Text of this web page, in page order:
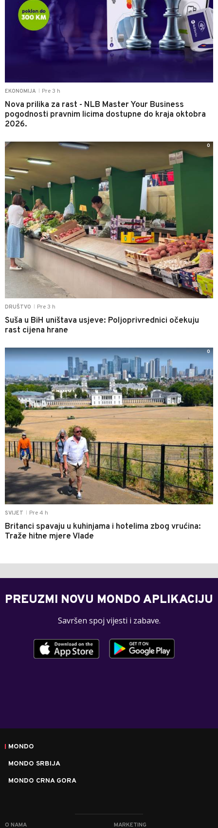
EKONOMIJA Pre 3 h
Nova prilika za rast - NLB Master Your Business
pogodnosti pravnim licima dostupne do kraja oktobra
2026.
DRUŠTVO Pre 3 h
Suša u BiH uništava usjeve: Poljoprivrednici očekuju
rast cijena hrane
0
SVIJET Pre 4 h
Britanci spavaju u kuhinjama i hotelima zbog vrućina:
Traže hitne mjere Vlade
0
PREUZMI NOVU MONDO APLIKACIJU
Savršen spoj vijesti i zabave.
MONDO
MONDO SRBIJA
MONDO CRNA GORA
O NAMA MARKETING